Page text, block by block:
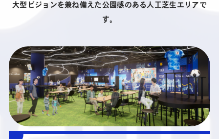
大型ビジョンを兼ね備えた公園感のある人工芝生エリアで
す。